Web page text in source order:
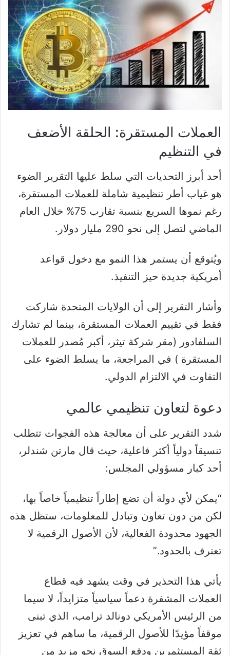
العملات المستقرة: الحلقة الأضعف
في التنظيم
أحد أبرز التحديات التي سلط عليها التقرير الضوء
هو غياب أطر تنظيمية شاملة للعملات المستقرة،
رغم نموها السريع بنسبة تقارب 75% خلال العام
الماضي لتصل إلى نحو 290 مليار دولار.
ويُتوقع أن يستمر هذا النمو مع دخول قواعد
أمريكية جديدة حيز التنفيذ.
وأشار التقرير إلى أن الولايات المتحدة شاركت
فقط في تقييم العملات المستقرة، بينما لم تشارك
السلفادور (مقر شركة تيثر، أكبر مُصدر للعملات
المستقرة ) في المراجعة، ما يسلط الضوء على
التفاوت في الالتزام الدولي.
دعوة لتعاون تنظيمي عالمي
شدد التقرير على أن معالجة هذه الفجوات تتطلب
تنسيقاً دولياً أكثر فاعلية، حيث قال مارتن شندلر،
أحد كبار مسؤولي المجلس:
“يمكن لأي دولة أن تضع إطاراً تنظيمياً خاصاً بها،
لكن من دون تعاون وتبادل للمعلومات، ستظل هذه
الجهود محدودة الفعالية، لأن الأصول الرقمية لا
تعترف بالحدود.”
يأتي هذا التحذير في وقت يشهد فيه قطاع
العملات المشفرة دعماً سياسياً متزايداً، لا سيما
من الرئيس الأمريكي دونالد ترامب، الذي تبنى
موقفاً مؤيدًا للأصول الرقمية، ما ساهم في تعزيز
ثقة المستثمرين ودفع السوق نحو مزيد من